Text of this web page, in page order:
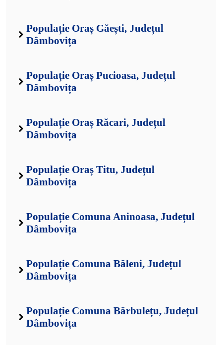
Populație Oraș Găești, Județul
Dâmbovița
Populație Oraș Pucioasa, Județul
Dâmbovița
Populație Oraș Răcari, Județul
Dâmbovița
Populație Oraș Titu, Județul
Dâmbovița
Populație Comuna Aninoasa, Județul
Dâmbovița
Populație Comuna Băleni, Județul
Dâmbovița
Populație Comuna Bărbulețu, Județul
Dâmbovița